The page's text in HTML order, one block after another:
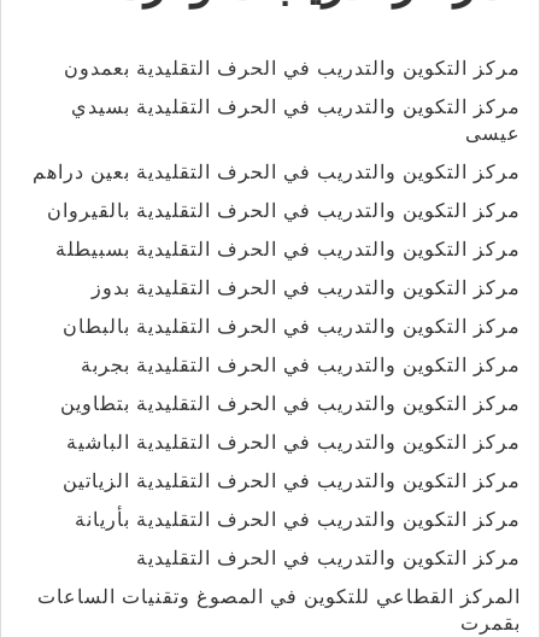
مركز التكوين والتدريب في الحرف التقليدية بعمدون
مركز التكوين والتدريب في الحرف التقليدية بسيدي
عيسى
مركز التكوين والتدريب في الحرف التقليدية بعين دراهم
مركز التكوين والتدريب في الحرف التقليدية بالقيروان
مركز التكوين والتدريب في الحرف التقليدية بسبيطلة
مركز التكوين والتدريب في الحرف التقليدية بدوز
مركز التكوين والتدريب في الحرف التقليدية بالبطان
مركز التكوين والتدريب في الحرف التقليدية بجربة
مركز التكوين والتدريب في الحرف التقليدية بتطاوين
مركز التكوين والتدريب في الحرف التقليدية الباشية
مركز التكوين والتدريب في الحرف التقليدية الزياتين
مركز التكوين والتدريب في الحرف التقليدية بأريانة
مركز التكوين والتدريب في الحرف التقليدية
المركز القطاعي للتكوين في المصوغ وتقنيات الساعات
بقمرت